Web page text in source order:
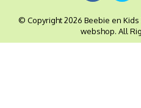
© Copyright 2026 Beebie en
webshop. All